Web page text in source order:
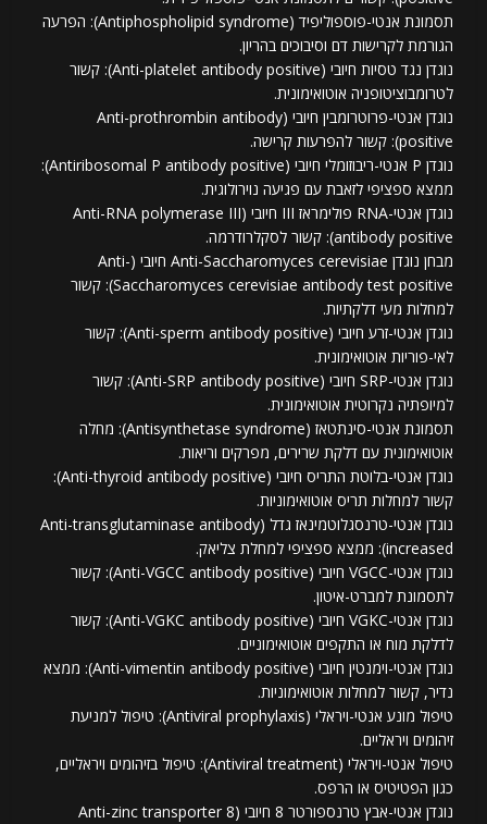
תסמונת אנטי-פוספוליפיד (Antiphospholipid syndrome): הפרעה
הגורמת לקרישות דם וסיבוכים בהריון.
נוגדן נגד טסיות חיובי (Anti-platelet antibody positive): קשור
לטרומבוציטופניה אוטואימונית.
נוגדן אנטי-פרוטרומבין חיובי (Anti-prothrombin antibody
positive): קשור להפרעות קרישה.
נוגדן P אנטי-ריבוזומלי חיובי (Antiribosomal P antibody positive):
ממצא ספציפי לזאבת עם פגיעה נוירולוגית.
נוגדן אנטי-RNA פולימראז III חיובי (Anti-RNA polymerase III
antibody positive): קשור לסקלרודרמה.
מבחן נוגדן Anti-Saccharomyces cerevisiae חיובי (Anti-
Saccharomyces cerevisiae antibody test positive): קשור
למחלות מעי דלקתיות.
נוגדן אנטי-זרע חיובי (Anti-sperm antibody positive): קשור
לאי-פוריות אוטואימונית.
נוגדן אנטי-SRP חיובי (Anti-SRP antibody positive): קשור
למיופתיה נקרוטית אוטואימונית.
תסמונת אנטי-סינתטאז (Antisynthetase syndrome): מחלה
אוטואימונית עם דלקת שרירים, מפרקים וריאות.
נוגדן אנטי-בלוטת התריס חיובי (Anti-thyroid antibody positive):
קשור למחלות תריס אוטואימוניות.
נוגדן אנטי-טרנסגלוטמינאז גדל (Anti-transglutaminase antibody
increased): ממצא ספציפי למחלת צליאק.
נוגדן אנטי-VGCC חיובי (Anti-VGCC antibody positive): קשור
לתסמונת למברט-איטון.
נוגדן אנטי-VGKC חיובי (Anti-VGKC antibody positive): קשור
לדלקת מוח או התקפים אוטואימוניים.
נוגדן אנטי-וימנטין חיובי (Anti-vimentin antibody positive): ממצא
נדיר, קשור למחלות אוטואימוניות.
טיפול מונע אנטי-ויראלי (Antiviral prophylaxis): טיפול למניעת
זיהומים ויראליים.
טיפול אנטי-ויראלי (Antiviral treatment): טיפול בזיהומים ויראליים,
כגון הפטיטיס או הרפס.
נוגדן אנטי-אבץ טרנספורטר 8 חיובי (Anti-zinc transporter 8